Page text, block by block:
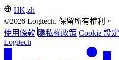
HK,zh
©2026 Logitech. 保留所有權利。
使用條款 隱私權政策 Cookie 設定
Logitech